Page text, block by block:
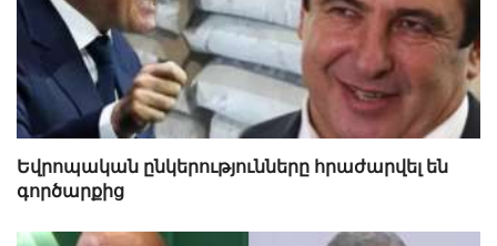
Եվրոպական ընկերությունները հրաժարվել են
գործարքից